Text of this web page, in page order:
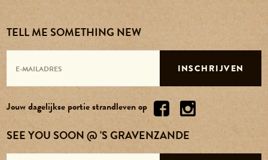
Contact
Over ons
Vacatures
TELL ME SOMETHING NEW
INSCHRIJVEN
Jouw dagelijkse portie strandleven op
SEE YOU SOON @ 'S GRAVENZANDE